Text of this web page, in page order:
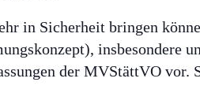
in Sicherheit bringen
insbesondere
der MVStättVO vor.